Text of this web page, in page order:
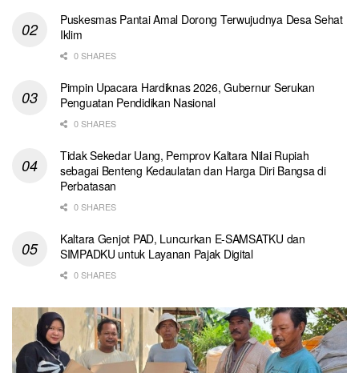
Puskesmas Pantai Amal Dorong Terwujudnya Desa Sehat
Iklim
0 SHARES
Pimpin Upacara Hardiknas 2026, Gubernur Serukan
Penguatan Pendidikan Nasional
0 SHARES
Tidak Sekedar Uang, Pemprov Kaltara Nilai Rupiah
sebagai Benteng Kedaulatan dan Harga Diri Bangsa di
Perbatasan
0 SHARES
Kaltara Genjot PAD, Luncurkan E-SAMSATKU dan
SIMPADKU untuk Layanan Pajak Digital
0 SHARES